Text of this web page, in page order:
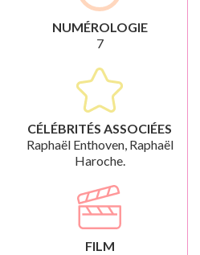
NUMÉROLOGIE
7
CÉLÉBRITÉS ASSOCIÉES
Raphaël Enthoven, Raphaël
Haroche.
FILM